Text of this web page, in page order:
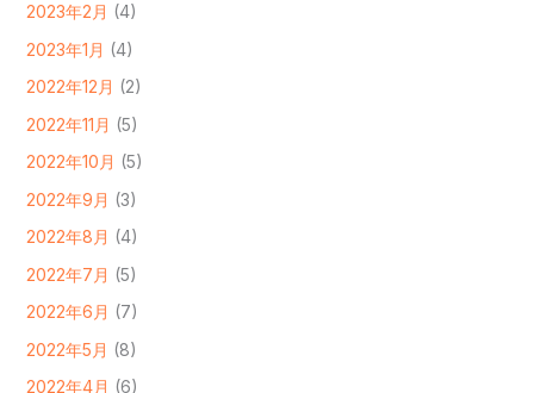
2023年2月 (4)
2023年1月 (4)
2022年12月 (2)
2022年11月 (5)
2022年10月 (5)
2022年9月 (3)
2022年8月 (4)
2022年7月 (5)
2022年6月 (7)
2022年5月 (8)
2022年4月 (6)